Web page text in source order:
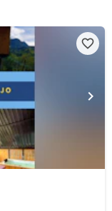
favorite_border
chevron_right